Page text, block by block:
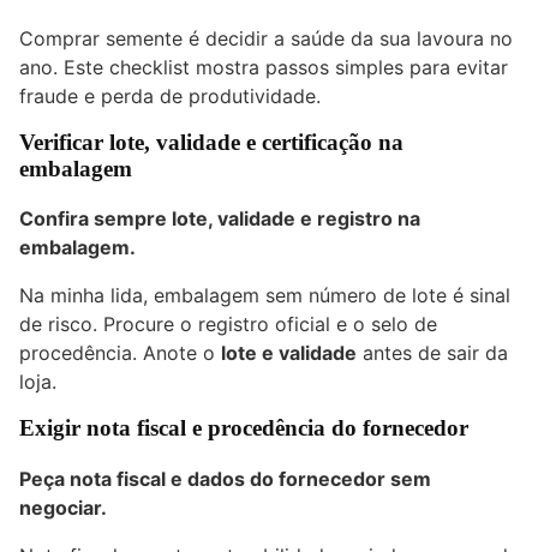
Comprar semente é decidir a saúde da sua lavoura no
ano. Este checklist mostra passos simples para evitar
fraude e perda de produtividade.
Verificar lote, validade e certificação na
embalagem
Confira sempre lote, validade e registro na
embalagem.
Na minha lida, embalagem sem número de lote é sinal
de risco. Procure o registro oficial e o selo de
procedência. Anote o lote e validade antes de sair da
loja.
Exigir nota fiscal e procedência do fornecedor
Peça nota fiscal e dados do fornecedor sem
negociar.